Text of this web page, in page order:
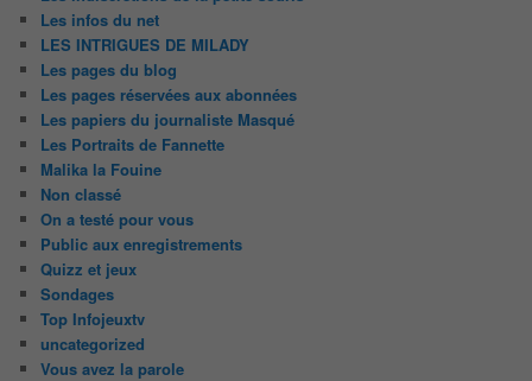
Les infos du net
LES INTRIGUES DE MILADY
Les pages du blog
Les pages réservées aux abonnées
Les papiers du journaliste Masqué
Les Portraits de Fannette
Malika la Fouine
Non classé
On a testé pour vous
Public aux enregistrements
Quizz et jeux
Sondages
Top Infojeuxtv
uncategorized
Vous avez la parole